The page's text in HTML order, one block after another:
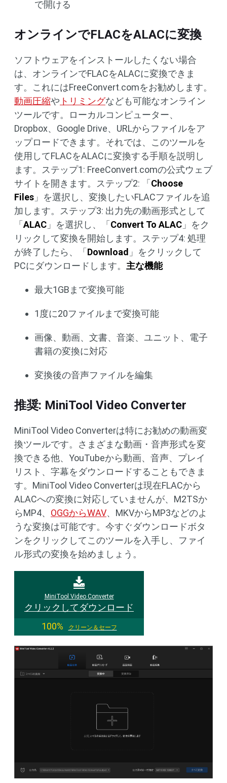
で開ける
オンラインでFLACをALACに変換
ソフトウェアをインストールしたくない場合
は、オンラインでFLACをALACに変換できま
す。これにはFreeConvert.comをお勧めします。
動画圧縮や トリミングなども可能なオンライン
ツールです。ローカルコンピューター、
Dropbox、Google Drive、URLからファイルをア
ップロードできます。それでは、このツールを
使用してFLACをALACに変換する手順を説明し
ます。ステップ1: FreeConvert.comの公式ウェブ
サイトを開きます。ステップ2: 「 Choose
Files 」を選択し、変換したいFLACファイルを追
加します。ステップ3: 出力先の動画形式として
「 ALAC 」を選択し、「 Convert To ALAC 」をク
リックして変換を開始します。ステップ4: 処理
が終了したら、「 Download 」をクリックして
PCにダウンロードします。 主な機能
最大1GBまで変換可能
1度に20ファイルまで変換可能
画像、動画、文書、音楽、ユニット、電子
書籍の変換に対応
変換後の音声ファイルを編集
推奨: MiniTool Video Converter
MiniTool Video Converterは特にお勧めの動画変
換ツールです。さまざまな動画・音声形式を変
換できる他、YouTubeから動画、音声、プレイ
リスト、字幕をダウンロードすることもできま
す。MiniTool Video Converterは現在FLACから
ALACへの変換に対応していませんが、M2TSか
らMP4、 OGGからWAV、MKVからMP3などのよ
うな変換は可能です。今すぐダウンロードボタ
ンをクリックしてこのツールを入手し、ファイ
ル形式の変換を始めましょう。
MiniTool Video Converter
クリックしてダウンロード
100%
クリーン＆セーフ